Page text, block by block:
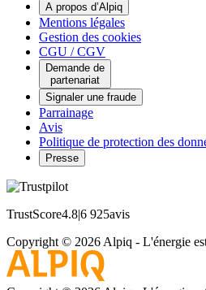
A propos d’Alpiq
Mentions légales
Gestion des cookies
CGU / CGV
Demande de
partenariat
Signaler une fraude
Parrainage
Avis
Politique de protection des
Presse
TrustScore4.8|6 925avis
Copyright © 2026 Alpiq - L'énergie